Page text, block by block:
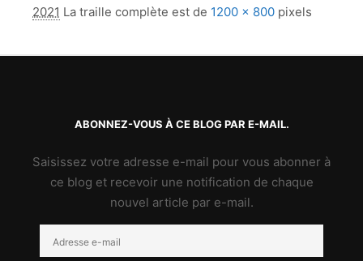
2021 La traille complète est de 1200 × 800 pixels
ABONNEZ-VOUS À CE BLOG PAR E-MAIL.
Saisissez votre adresse e-mail pour vous abonner à
ce blog et recevoir une notification de chaque
nouvel article par e-mail.
e-